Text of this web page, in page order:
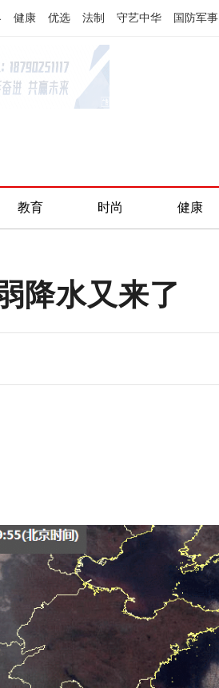
健康 优选 法制 守艺中华 国防军事
教育 时尚 健康
降水又来了